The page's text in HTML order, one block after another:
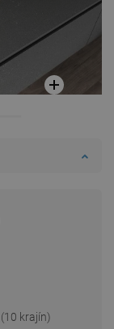
(10 krajín)